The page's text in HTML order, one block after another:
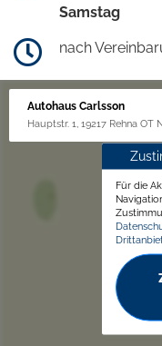
Samstag
nach
Autohaus Carlsson
Hauptstr. 1, 19217 Rehna OT
Für die